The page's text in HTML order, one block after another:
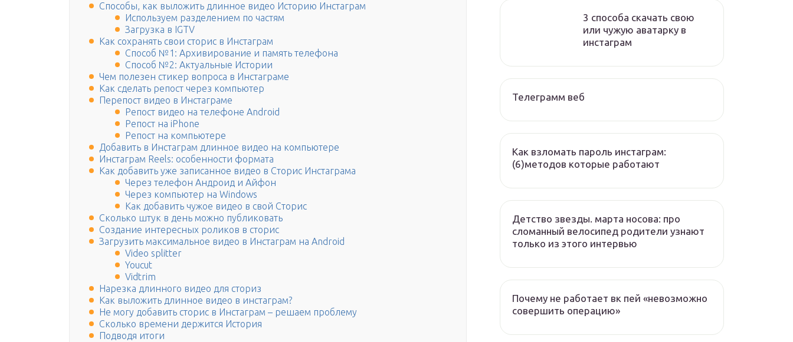
Способы, как выложить длинное видео Историю Инстаграм
Используем разделением по частям
Загрузка в IGTV
Как сохранять свои сторис в Инстаграм
Способ №1: Архивирование и память телефона
Способ №2: Актуальные Истории
Чем полезен стикер вопроса в Инстаграме
Как сделать репост через компьютер
Перепост видео в Инстаграме
Репост видео на телефоне Android
Репост на iPhone
Репост на компьютере
Добавить в Инстаграм длинное видео на компьютере
Инстаграм Reels: особенности формата
Как добавить уже записанное видео в Сторис Инстаграма
Через телефон Андроид и Айфон
Через компьютер на Windows
Как добавить чужое видео в свой Сторис
Сколько штук в день можно публиковать
Создание интересных роликов в сторис
Загрузить максимальное видео в Инстаграм на Android
Video splitter
Youcut
Vidtrim
Нарезка длинного видео для сториз
Как выложить длинное видео в инстаграм?
Не могу добавить сторис в Инстаграм – решаем проблему
Сколько времени держится История
Подводя итоги
3 способа скачать свою
или чужую аватарку в
инстаграм
Телеграмм веб
Как взломать пароль инстаграм:
(6)методов которые работают
Детство звезды. марта носова: про
сломанный велосипед родители узнают
только из этого интервью
Почему не работает вк пей «невозможно
совершить операцию»